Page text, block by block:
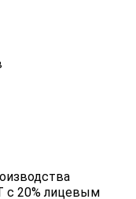
c 20% лицевым